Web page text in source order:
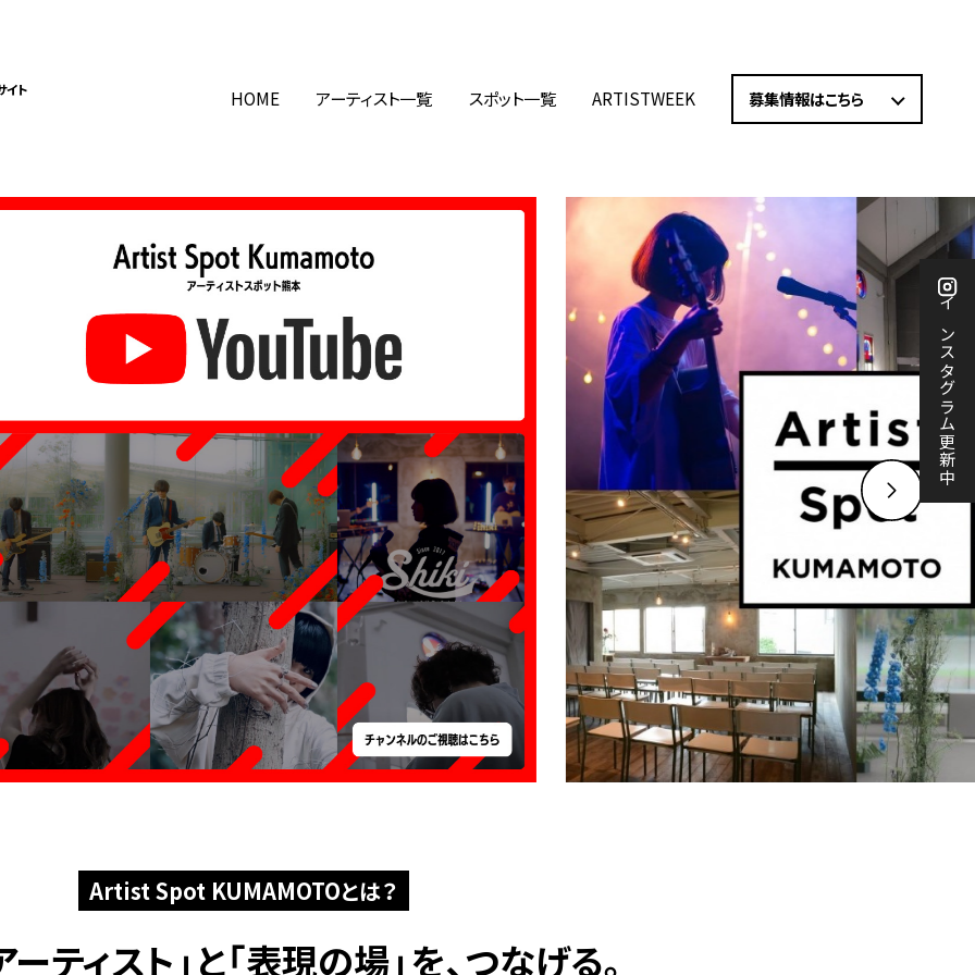
イト HOME アーティスト一覧 スポット一覧 ARTISTWEEK 募集情報はこちら
インスタグラム更新中
Artist Spot KUMAMOTOとは？
ティスト」と「表現の場」を、つなげる。